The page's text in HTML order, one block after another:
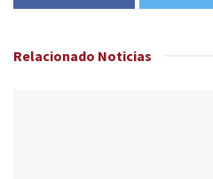
Relacionado Noticias